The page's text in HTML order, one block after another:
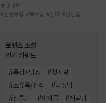
3.4만
#전통무협 #복수물 #정파 #성장물
로맨스 소설
인기 키워드
#몸정>맘정 #첫사랑
#소유욕/집착 #다정남
#절륜남 #재회물 #계략남